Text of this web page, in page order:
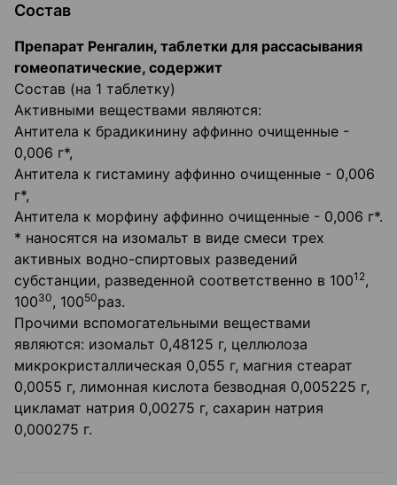
Состав
Препарат Ренгалин, таблетки для рассасывания
гомеопатические, содержит
Состав (на 1 таблетку)
Активными веществами являются:
Антитела к брадикинину аффинно очищенные -
0,006 г*,
Антитела к гистамину аффинно очищенные - 0,006
г*,
Антитела к морфину аффинно очищенные - 0,006 г*.
* наносятся на изомальт в виде смеси трех
активных водно-спиртовых разведений
субстанции, разведенной соответственно в 10012,
10030, 10050раз.
Прочими вспомогательными веществами
являются: изомальт 0,48125 г, целлюлоза
микрокристаллическая 0,055 г, магния стеарат
0,0055 г, лимонная кислота безводная 0,005225 г,
цикламат натрия 0,00275 г, сахарин натрия
0,000275 г.